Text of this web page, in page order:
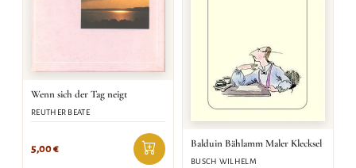
Wenn sich der Tag neigt
REUTHER BEATE
5,00€ Balduin Bählamm Maler Klecksel
BUSCH WILHELM